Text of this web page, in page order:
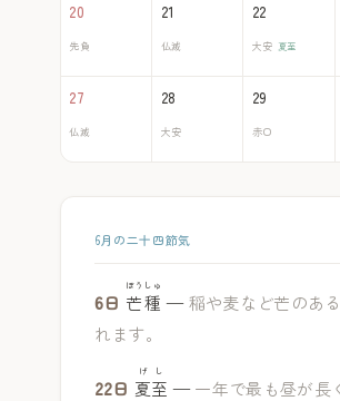
20
先負
21
仏滅
22
大安 夏至
27
仏滅
28
大安
29
赤口
6月の二十四節気
6日 芒種
ぼうしゅ
—稲や麦など芒のあ
れます。
22日 夏至
げし
—一年で最も昼が長